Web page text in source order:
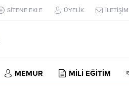
SİTENE EKLE ÜYELİK İLETİŞİM
MEMUR MİLİ EĞİTİM